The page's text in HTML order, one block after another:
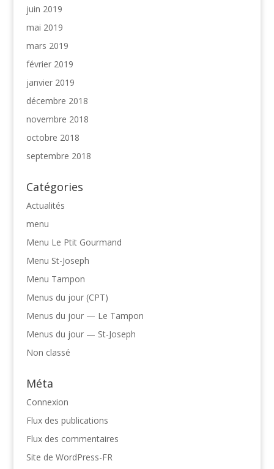
juin 2019
mai 2019
mars 2019
février 2019
janvier 2019
décembre 2018
novembre 2018
octobre 2018
septembre 2018
Catégories
Actualités
menu
Menu Le Ptit Gourmand
Menu St-Joseph
Menu Tampon
Menus du jour (CPT)
Menus du jour — Le Tampon
Menus du jour — St-Joseph
Non classé
Méta
Connexion
Flux des publications
Flux des commentaires
Site de WordPress-FR